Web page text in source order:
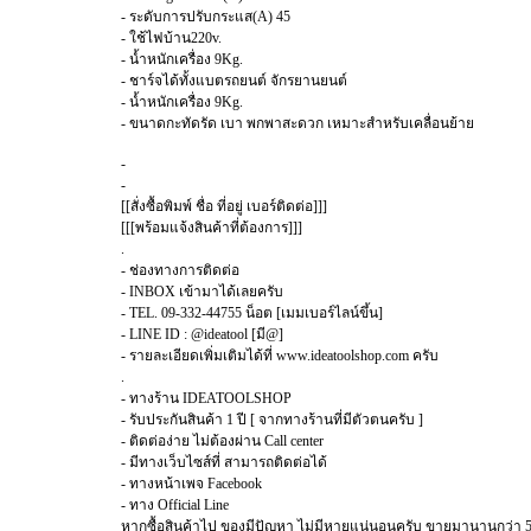
- ระดับการปรับกระแส(A) 45
- ใช้ไฟบ้าน220v.
- น้ำหนักเครื่อง 9Kg.
- ชาร์จได้ทั้งแบตรถยนต์ จักรยานยนต์
- น้ำหนักเครื่อง 9Kg.
- ขนาดกะทัดรัด เบา พกพาสะดวก เหมาะสำหรับเคลื่อนย้าย
-
-
[[สั่งซื้อพิมพ์ ชื่อ ที่อยู่ เบอร์ติดต่อ]]]
[[[พร้อมแจ้งสินค้าที่ต้องการ]]]
- ช่องทางการติดต่อ
- INBOX เข้ามาได้เลยครับ
- TEL. 09-332-44755 น็อต [เมมเบอร์ไลน์ขึ้น]
- LINE ID : @ideatool [มี@]
- รายละเอียดเพิ่มเติมได้ที่ www.ideatoolshop.com ครับ
- ทางร้าน IDEATOOLSHOP
- รับประกันสินค้า 1 ปี [ จากทางร้านที่มีตัวตนครับ ]
- ติดต่อง่าย ไม่ต้องผ่าน Call center
- มีทางเว็บไซส์ที่ สามารถติดต่อได้
- ทางหน้าเพจ Facebook
- ทาง Official Line
หากซื้อสินค้าไป ของมีปัญหา ไม่มีหายแน่นอนครับ ขายมานานกว่า